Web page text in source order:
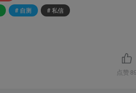
# 自测 # 私信
点赞